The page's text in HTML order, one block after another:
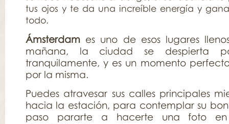
tus ojos y te da una increíble energía y
todo.
Ámsterdam es uno de esos lugares
mañana, la ciudad se despierta
tranquilamente, y es un momento
por la misma.
Puedes atravesar sus calles principales
hacia la estación, para contemplar su
paso pararte a hacerte una foto